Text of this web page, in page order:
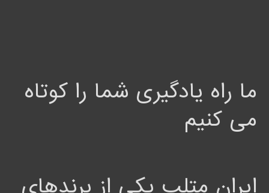
ما راه یادگیری شما را کوتاه
می کنیم